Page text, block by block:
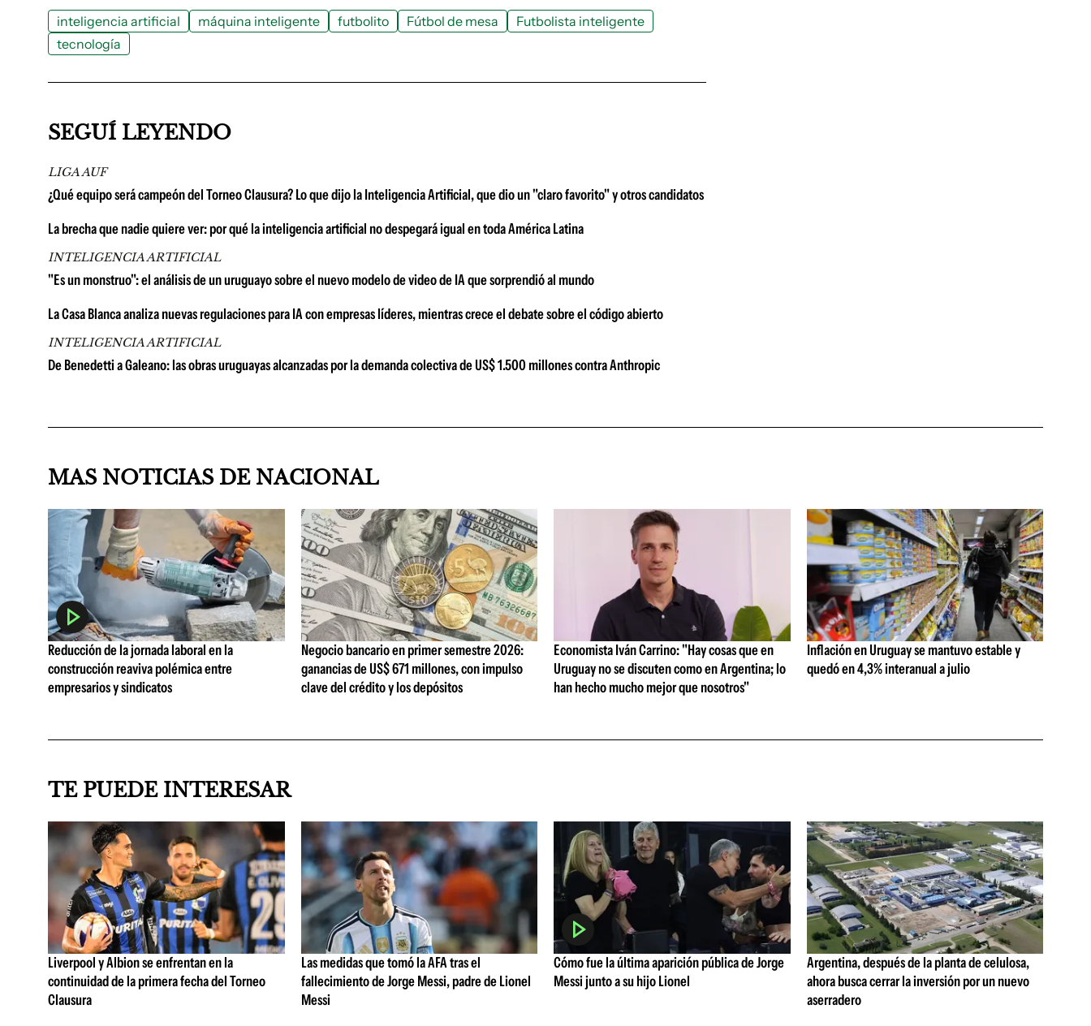
inteligencia artificial máquina inteligente futbolito Fútbol de mesa
Futbolista inteligente
tecnología
SEGUÍ LEYENDO
LIGA AUF
¿Qué equipo será campeón del Torneo Clausura? Lo que dijo la Inteligencia Artificial, que dio un "claro favorito" y otros candidatos
La brecha que nadie quiere ver: por qué la inteligencia artificial no despegará igual en toda América Latina
INTELIGENCIA ARTIFICIAL
"Es un monstruo": el análisis de un uruguayo sobre el nuevo modelo de video de IA que sorprendió al mundo
La Casa Blanca analiza nuevas regulaciones para IA con empresas líderes, mientras crece el debate sobre el código abierto
INTELIGENCIA ARTIFICIAL
De Benedetti a Galeano: las obras uruguayas alcanzadas por la demanda colectiva de US$ 1.500 millones contra Anthropic
MAS NOTICIAS DE NACIONAL
Reducción de la jornada laboral en la
construcción reaviva polémica entre
empresarios y sindicatos
Negocio bancario en primer semestre 2026:
ganancias de US$ 671 millones, con impulso
clave del crédito y los depósitos
Economista Iván Carrino: "Hay cosas que en
Uruguay no se discuten como en Argentina; lo
han hecho mucho mejor que nosotros"
Inflación en Uruguay se mantuvo estable y
quedó en 4,3% interanual a julio
TE PUEDE INTERESAR
Liverpool y Albion se enfrentan en la
continuidad de la primera fecha del Torneo
Clausura
Las medidas que tomó la AFA tras el
fallecimiento de Jorge Messi, padre de Lionel
Messi
Cómo fue la última aparición pública de Jorge
Messi junto a su hijo Lionel
Argentina, después de la planta de celulosa,
ahora busca cerrar la inversión por un nuevo
aserradero